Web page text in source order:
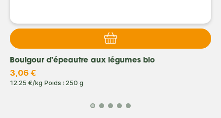
Boulgour d'épeautre aux légumes bio
3,06 €
12.25 €/kg Poids : 250 g